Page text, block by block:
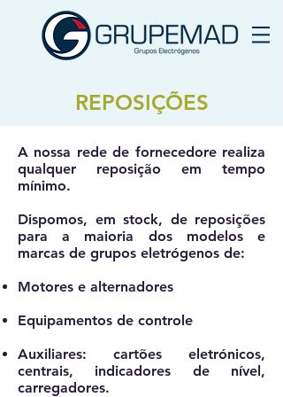
REPOSIÇÕES
A nossa rede de fornecedore realiza
qualquer reposição em tempo
mínimo.
Dispomos, em stock, de reposições
para a maioria dos modelos e
marcas de grupos eletrógenos de:
Motores e alternadores
Equipamentos de controle
Auxiliares: cartões eletrónicos,
centrais, indicadores de nível,
carregadores.